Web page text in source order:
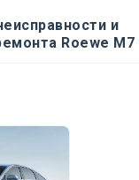
и
Roewe M7